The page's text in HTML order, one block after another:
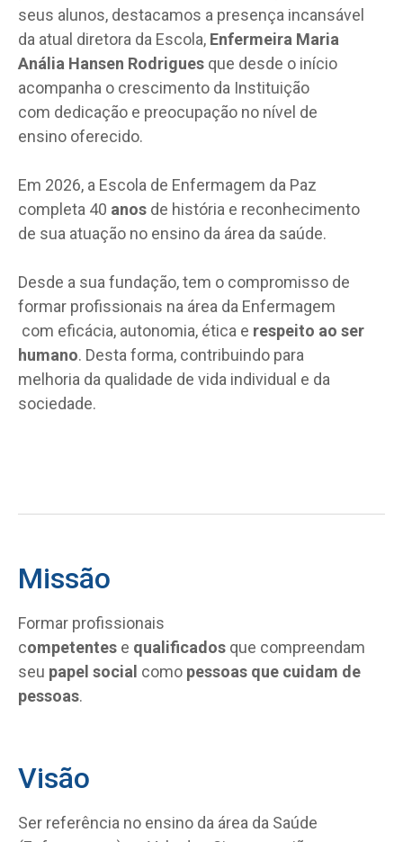
seus alunos, destacamos a presença incansável
da atual diretora da Escola, Enfermeira Maria
Anália Hansen Rodrigues que desde o início
acompanha o crescimento da Instituição
com dedicação e preocupação no nível de
ensino oferecido.
Em 2026, a Escola de Enfermagem da Paz
completa 40 anos de história e reconhecimento
de sua atuação no ensino da área da saúde.
Desde a sua fundação, tem o compromisso de
formar profissionais na área da Enfermagem
com eficácia, autonomia, ética e respeito ao ser
humano. Desta forma, contribuindo para
melhoria da qualidade de vida individual e da
sociedade.
Missão
Formar profissionais
competentes e qualificados que compreendam
seu papel social como pessoas que cuidam de
pessoas.
Visão
Ser referência no ensino da área da Saúde